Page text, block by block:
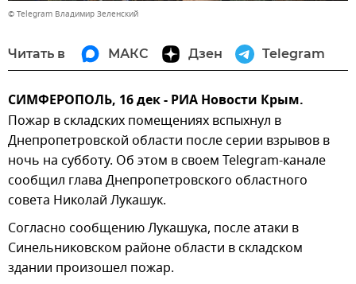
© Telegram Владимир Зеленский
Читать в МАКС Дзен Telegram
СИМФЕРОПОЛЬ, 16 дек - РИА Новости Крым.
Пожар в складских помещениях вспыхнул в
Днепропетровской области после серии взрывов в
ночь на субботу. Об этом в своем Telegram-канале
сообщил глава Днепропетровского областного
совета Николай Лукашук.
Согласно сообщению Лукашука, после атаки в
Синельниковском районе области в складском
здании произошел пожар.